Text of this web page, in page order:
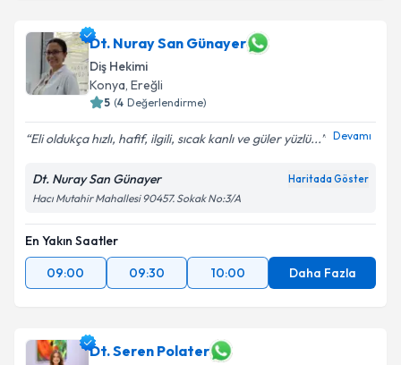
Dt. Nuray San Günayer
Diş Hekimi
Konya, Ereğli
5 (4 Değerlendirme)
Eli oldukça hızlı, hafif, ilgili, sıcak kanlı ve güler yüzlü... Devamı
Dt. Nuray San Günayer Haritada Göster
Hacı Mutahir Mahallesi 90457. Sokak No:3/A
En Yakın Saatler
09:00
09:30 10:00 Daha Fazla
Dt. Seren Polater